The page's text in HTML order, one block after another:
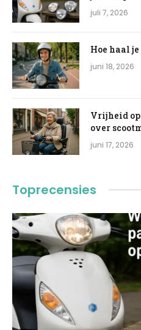
juli 7, 2026
Hoe haal
juni 18, 2026
Vrijheid
over
juni 17, 2026
Toprecensies